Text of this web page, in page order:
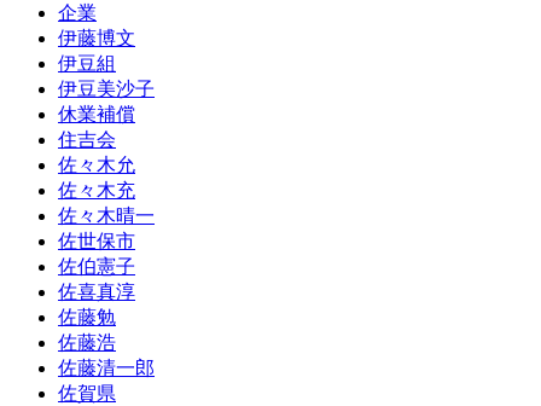
企業
伊藤博文
伊豆組
伊豆美沙子
休業補償
住吉会
佐々木允
佐々木充
佐々木晴一
佐世保市
佐伯憲子
佐喜真淳
佐藤勉
佐藤浩
佐藤清一郎
佐賀県